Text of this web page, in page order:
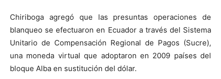
Chiriboga agregó que las presuntas operaciones de
blanqueo se efectuaron en Ecuador a través del Sistema
Unitario de Compensación Regional de Pagos (Sucre),
una moneda virtual que adoptaron en 2009 países del
bloque Alba en sustitución del dólar.